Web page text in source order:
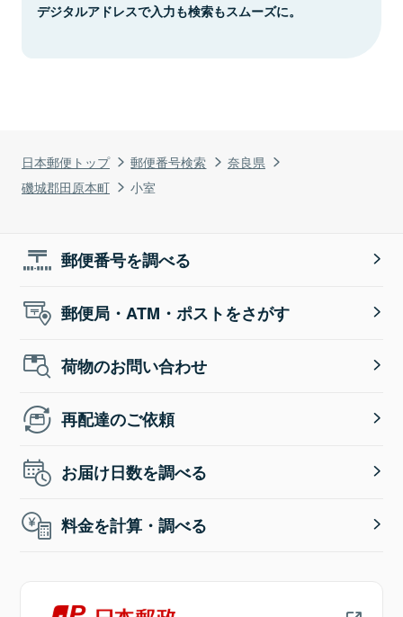
日本郵便トップ 郵便番号検索
奈良県
磯城郡田原本町
小室
デジタルアドレスで入力も検索もスムーズに。
郵便番号を調べる
郵便局・ATM・ポストをさがす
荷物のお問い合わせ
再配達のご依頼
お届け日数を調べる
料金を計算・調べる